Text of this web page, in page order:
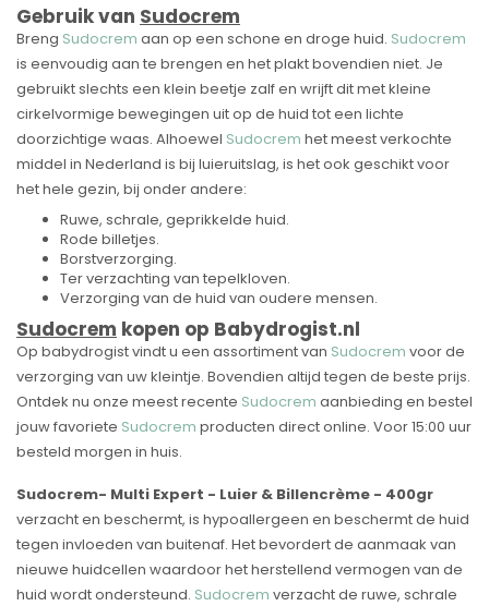
Gebruik van Sudocrem
Breng Sudocrem aan op een schone en droge huid. Sudocrem
is eenvoudig aan te brengen en het plakt bovendien niet. Je
gebruikt slechts een klein beetje zalf en wrijft dit met kleine
cirkelvormige bewegingen uit op de huid tot een lichte
doorzichtige waas. Alhoewel Sudocrem het meest verkochte
middel in Nederland is bij luieruitslag, is het ook geschikt voor
het hele gezin, bij onder andere:
Ruwe, schrale, geprikkelde huid.
Rode billetjes.
Borstverzorging.
Ter verzachting van tepelkloven.
Verzorging van de huid van oudere mensen.
Sudocrem kopen op Babydrogist.nl
Op babydrogist vindt u een assortiment van Sudocrem voor de
verzorging van uw kleintje. Bovendien altijd tegen de beste prijs.
Ontdek nu onze meest recente Sudocrem aanbieding en bestel
jouw favoriete Sudocrem producten direct online. Voor 15:00 uur
besteld morgen in huis.
Sudocrem- Multi Expert - Luier & Billencrème - 400gr
verzacht en beschermt, is hypoallergeen en beschermt de huid
tegen invloeden van buitenaf. Het bevordert de aanmaak van
nieuwe huidcellen waardoor het herstellend vermogen van de
huid wordt ondersteund. Sudocrem verzacht de ruwe, schrale